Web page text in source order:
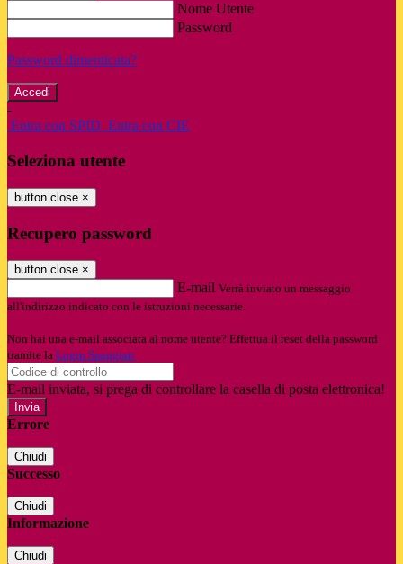
Nome Utente
Password
Password dimenticata?
-
Entra con SPID Entra con CIE
Seleziona utente
button close ×
Recupero password
button close ×
E-mail Verrà inviato un messaggio
all'indirizzo indicato con le istruzioni necessarie.
Non hai una e-mail associata al nome utente? Effettua il reset della password
tramite la Login Spaggiari
E-mail inviata, si prega di controllare la casella di posta elettronica!
Errore
Chiudi
Successo
Chiudi
Informazione
Chiudi